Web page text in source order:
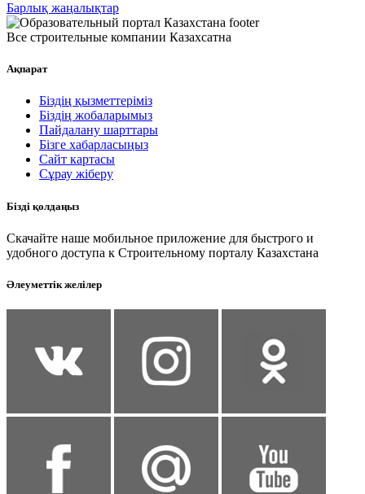
Барлық жаңалықтар
Все строительные компании Казахсатна
Ақпарат
Біздің қызметтеріміз
Біздің жобаларымыз
Пайдалану шарттары
Бізге хабарласыңыз
Сайт картасы
Сұрау жіберу
Бізді қолдаңыз
Скачайте наше мобильное приложение для быстрого и
удобного доступа к Строительному порталу Казахстана
Әлеуметтік желілер